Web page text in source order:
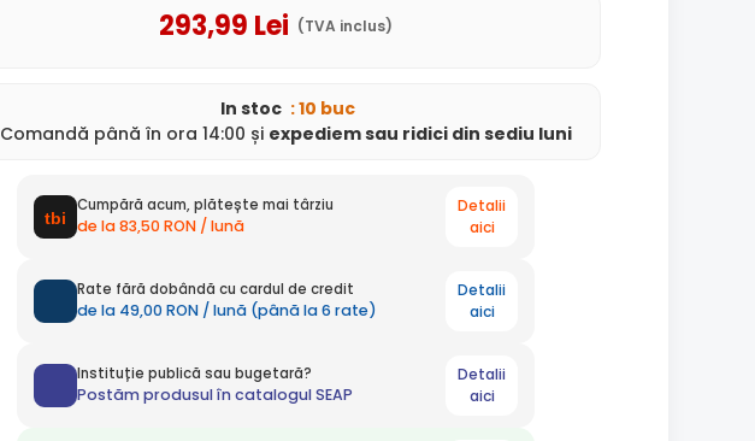
293,99 Lei (TVA inclus)
In stoc : 10 buc
Comandă până în ora 14:00 și expediemsau ridici din sediu luni
Cumpără acum, plătește mai târziu
de la 83,50 RON / lună
Detalii
aici
Rate fără dobândă cu cardul de credit
de la 49,00 RON / lună (până la 6 rate)
Detalii
aici
Instituție publică sau bugetară?
Postăm produsul în catalogul SEAP
Detalii
aici